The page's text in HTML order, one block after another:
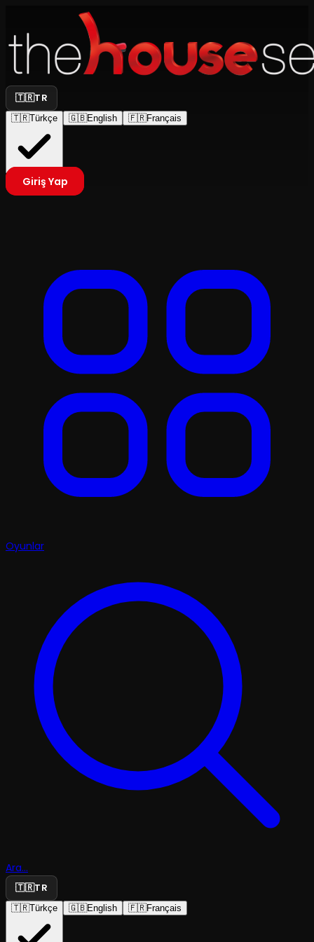
🇹🇷TR
🇹🇷Türkçe 🇬🇧English 🇫🇷Français
Giriş Yap
Oyunlar
Ara...
🇹🇷TR
🇹🇷Türkçe 🇬🇧English 🇫🇷Français